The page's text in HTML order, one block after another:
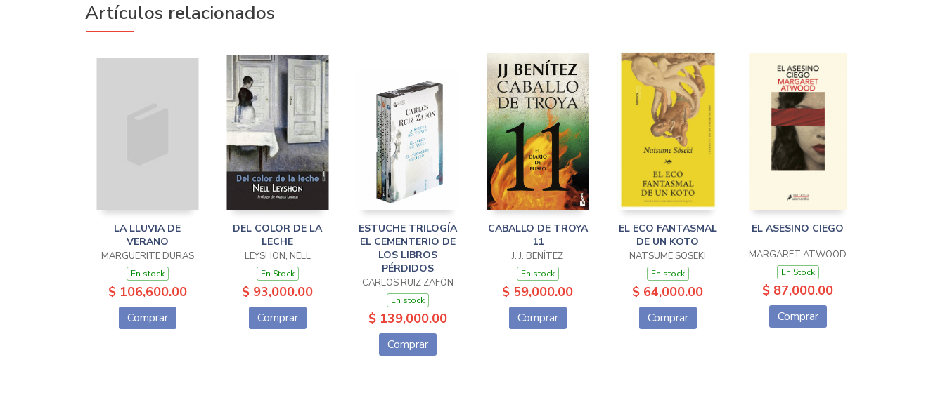
Artículos relacionados
LA LLUVIA DE
VERANO
MARGUERITE DURAS
En stock
$ 106,600.00
Comprar
DEL COLOR DE LA
LECHE
LEYSHON, NELL
En Stock
$ 93,000.00
Comprar
ESTUCHE TRILOGÍA
EL CEMENTERIO DE
LOS LIBROS
PÉRDIDOS
CARLOS RUIZ ZAFÓN
En stock
$ 139,000.00
Comprar
CABALLO DE TROYA
11
J. J. BENÍTEZ
En stock
$ 59,000.00
Comprar
EL ECO FANTASMAL
DE UN KOTO
NATSUME SOSEKI
En stock
$ 64,000.00
Comprar
EL ASESINO CIEGO
MARGARET ATWOOD
En Stock
$ 87,000.00
Comprar